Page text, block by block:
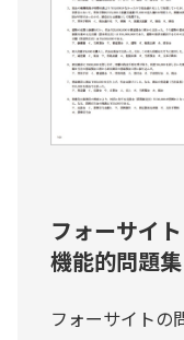
フォーサイ
機能的問題集
フォーサイトの